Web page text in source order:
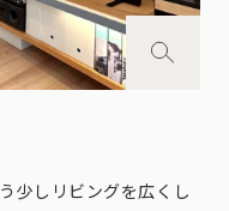
少しリビングを広くし